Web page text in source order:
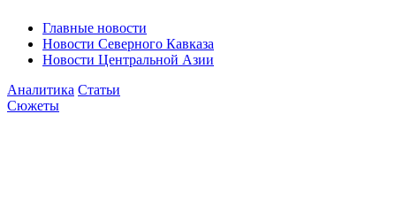
Главные новости
Новости Северного Кавказа
Новости Центральной Азии
Аналитика Статьи
Сюжеты